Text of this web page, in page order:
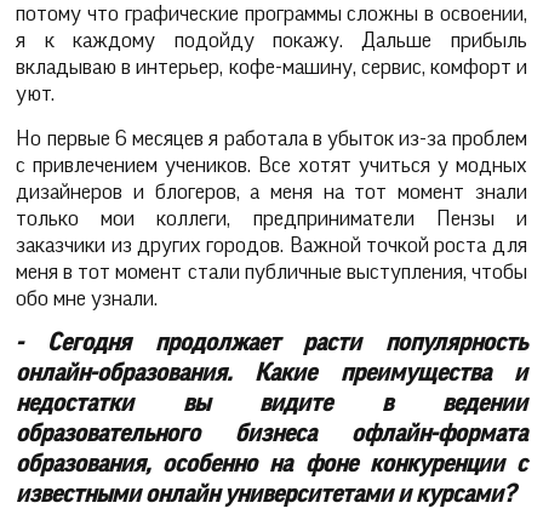
потому что графические программы сложны в освоении,
я к каждому подойду покажу. Дальше прибыль
вкладываю в интерьер, кофе-машину, сервис, комфорт и
уют.
Но первые 6 месяцев я работала в убыток из-за проблем
с привлечением учеников. Все хотят учиться у модных
дизайнеров и блогеров, а меня на тот момент знали
только мои коллеги, предприниматели Пензы и
заказчики из других городов. Важной точкой роста для
меня в тот момент стали публичные выступления, чтобы
обо мне узнали.
- Сегодня продолжает расти популярность
онлайн-образования. Какие преимущества и
недостатки вы видите в ведении
образовательного бизнеса офлайн-формата
образования, особенно на фоне конкуренции с
известными онлайн университетами и курсами?